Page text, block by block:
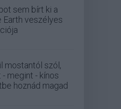
sem bírt ki a
Earth veszélyes
mostantól szól,
- megint - kínos
hoznád magad